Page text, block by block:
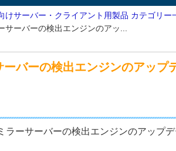
けサーバー・クライアント用製品 カテゴリー
サーバーの検出エンジンのアッ...
ーバーの検出エンジンのアップ
ラーサーバーの検出エンジンのアップ